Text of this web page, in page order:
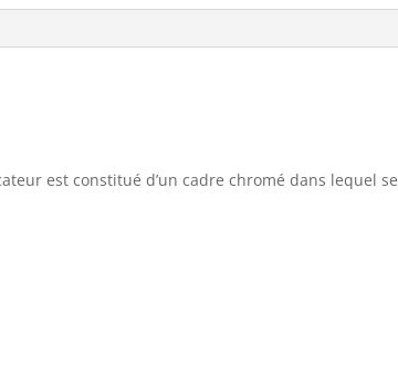
est constitué d’un cadre chromé dans lequel se